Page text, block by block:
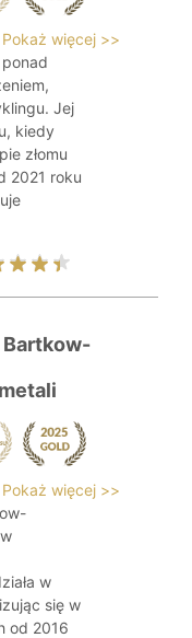
Pokaż więcej >>
Jej
kiedy
złomu
2021 roku
Bartkow-
Pokaż więcej >>
w
się w
od 2016